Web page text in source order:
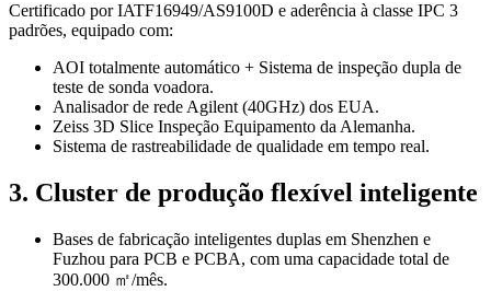
Certificado por IATF16949/AS9100D e aderência à classe IPC 3
padrões, equipado com:
AOI totalmente automático + Sistema de inspeção dupla de
teste de sonda voadora.
Analisador de rede Agilent (40GHz) dos EUA.
Zeiss 3D Slice Inspeção Equipamento da Alemanha.
Sistema de rastreabilidade de qualidade em tempo real.
3. Cluster de produção flexível inteligente
Bases de fabricação inteligentes duplas em Shenzhen e
Fuzhou para PCB e PCBA, com uma capacidade total de
300.000 ㎡/mês.